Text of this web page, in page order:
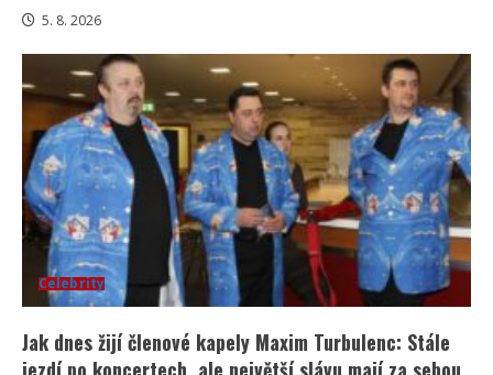
5. 8. 2026
Celebrity
Jak dnes žijí členové kapely Maxim Turbulenc: Stále
jezdí po koncertech, ale největší slávu mají za sebou